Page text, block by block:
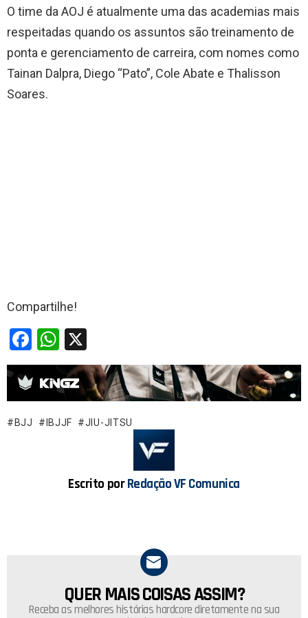
O time da AOJ é atualmente uma das academias mais
respeitadas quando os assuntos são treinamento de
ponta e gerenciamento de carreira, com nomes como
Tainan Dalpra, Diego “Pato”, Cole Abate e Thalisson
Soares.
Compartilhe!
F
a
ce
b
o
W
h
at
s
A
BJJ IBJJF JIU-JITSU
Escrito porRedação VF Comunica
NEWSLETTER
QUER MAIS COISAS ASSIM?
Receba as melhores histórias hardcore diretamente na sua